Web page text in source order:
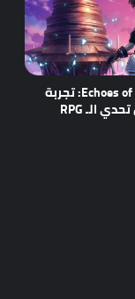
مراجعة Echoes of Aincrad: تجربة
واعدة تجمع بين تحدي الـ RPG